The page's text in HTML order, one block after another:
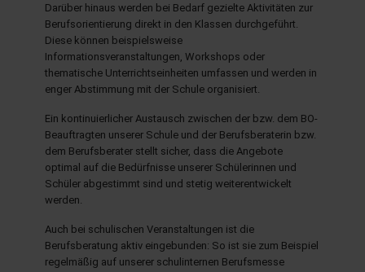
Darüber hinaus werden bei Bedarf gezielte Aktivitäten zur
Berufsorientierung direkt in den Klassen durchgeführt.
Diese können beispielsweise
Informationsveranstaltungen, Workshops oder
thematische Unterrichtseinheiten umfassen und werden in
enger Abstimmung mit der Schule organisiert.
Ein kontinuierlicher Austausch zwischen der bzw. dem BO-
Beauftragten unserer Schule und der Berufsberaterin bzw.
dem Berufsberater stellt sicher, dass die Angebote
optimal auf die Bedürfnisse unserer Schülerinnen und
Schüler abgestimmt sind und stetig weiterentwickelt
werden.
Auch bei schulischen Veranstaltungen ist die
Berufsberatung aktiv eingebunden: So ist sie zum Beispiel
regelmäßig auf unserer schulinternen Berufsmesse